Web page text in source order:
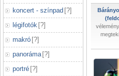
koncert - színpad [?]
légifotók [?]
makró [?]
panoráma [?]
portré [?]